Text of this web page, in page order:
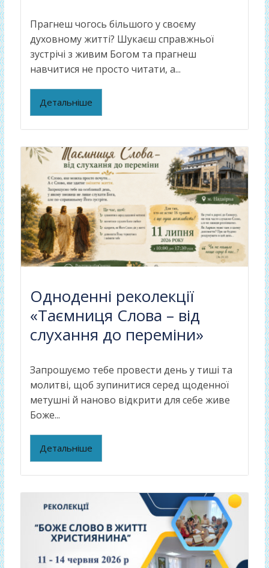
Прагнеш чогось більшого у своєму
духовному житті? Шукаєш справжньої
зустрічі з живим Богом та прагнеш
навчитися не просто читати, а...
Детальніше
Одноденні реколекції
«Таємниця Слова – від
слухання до переміни»
Запрошуємо тебе провести день у тиші та
молитві, щоб зупинитися серед щоденної
метушні й наново відкрити для себе живе
Боже...
Детальніше